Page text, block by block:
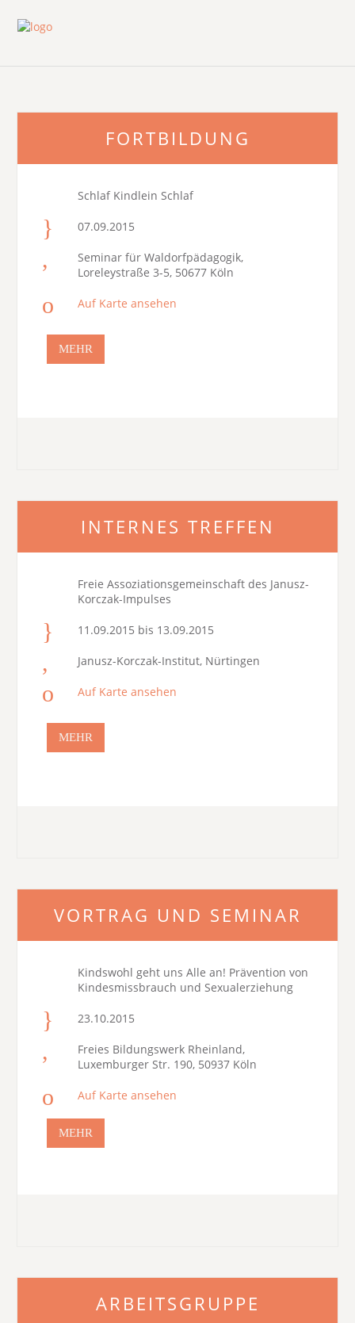
FORTBILDUNG
Schlaf Kindlein Schlaf
07.09.2015
Seminar für Waldorfpädagogik,
Loreleystraße 3-5, 50677 Köln
Auf Karte ansehen
MEHR
INTERNES TREFFEN
Freie Assoziationsgemeinschaft des Janusz-
Korczak-Impulses
11.09.2015 bis 13.09.2015
Janusz-Korczak-Institut, Nürtingen
Auf Karte ansehen
MEHR
VORTRAG UND SEMINAR
Kindswohl geht uns Alle an! Prävention von
Kindesmissbrauch und Sexualerziehung
23.10.2015
Freies Bildungswerk Rheinland,
Luxemburger Str. 190, 50937 Köln
Auf Karte ansehen
MEHR
ARBEITSGRUPPE